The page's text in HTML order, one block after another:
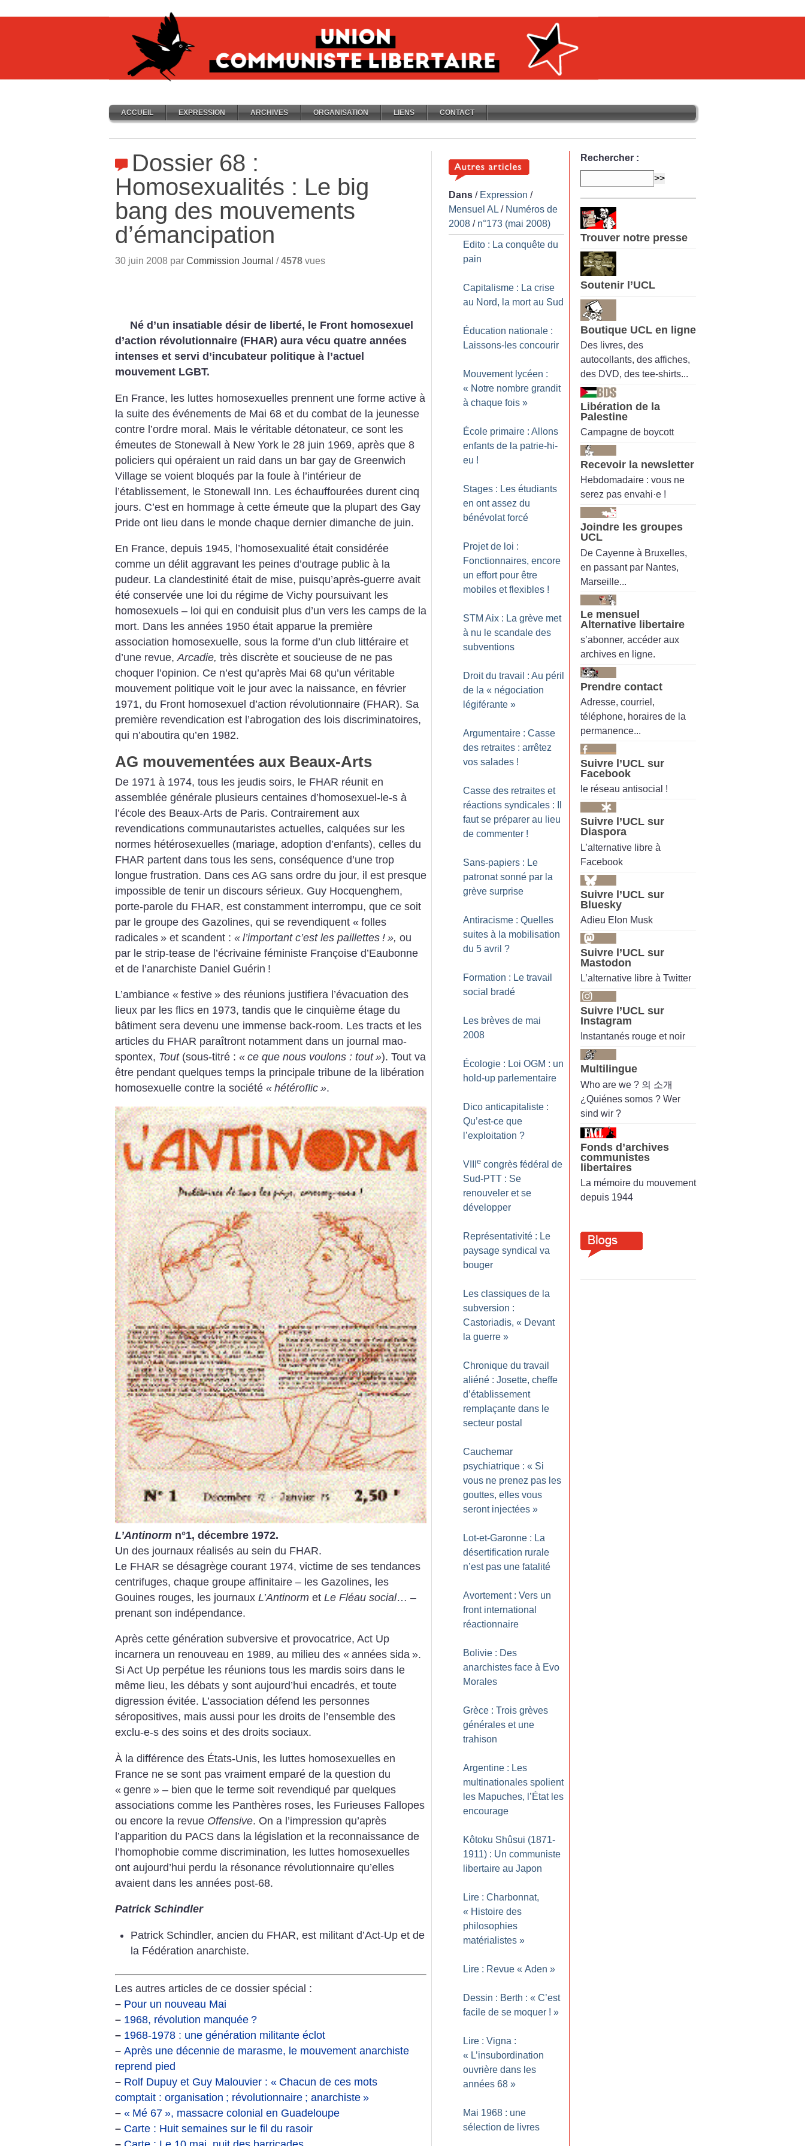
ACCUEIL EXPRESSION ARCHIVES ORGANISATION LIENS CONTACT
Dossier 68 :
Homosexualités : Le big
bang des mouvements
d’émancipation
30 juin 2008 par Commission Journal /4578 vues
Né d’un insatiable désir de liberté, le Front homosexuel
d’action révolutionnaire (FHAR) aura vécu quatre années
intenses et servi d’incubateur politique à l’actuel
mouvement LGBT.
En France, les luttes homosexuelles prennent une forme active à
la suite des événements de Mai 68 et du combat de la jeunesse
contre l’ordre moral. Mais le véritable détonateur, ce sont les
émeutes de Stonewall à New York le 28 juin 1969, après que 8
policiers qui opéraient un raid dans un bar gay de Greenwich
Village se voient bloqués par la foule à l’intérieur de
l’établissement, le Stonewall Inn. Les échauffourées durent cinq
jours. C’est en hommage à cette émeute que la plupart des Gay
Pride ont lieu dans le monde chaque dernier dimanche de juin.
En France, depuis 1945, l’homosexualité était considérée
comme un délit aggravant les peines d’outrage public à la
pudeur. La clandestinité était de mise, puisqu’après-guerre avait
été conservée une loi du régime de Vichy poursuivant les
homosexuels – loi qui en conduisit plus d’un vers les camps de la
mort. Dans les années 1950 était apparue la première
association homosexuelle, sous la forme d’un club littéraire et
d’une revue,Arcadie, très discrète et soucieuse de ne pas
choquer l’opinion. Ce n’est qu’après Mai 68 qu’un véritable
mouvement politique voit le jour avec la naissance, en février
1971, du Front homosexuel d’action révolutionnaire (FHAR). Sa
première revendication est l’abrogation des lois discriminatoires,
qui n’aboutira qu’en 1982.
AG mouvementées aux Beaux-Arts
De 1971 à 1974, tous les jeudis soirs, le FHAR réunit en
assemblée générale plusieurs centaines d’homosexuel-le-s à
l’école des Beaux-Arts de Paris. Contrairement aux
revendications communautaristes actuelles, calquées sur les
normes hétérosexuelles (mariage, adoption d’enfants), celles du
FHAR partent dans tous les sens, conséquence d’une trop
longue frustration. Dans ces AG sans ordre du jour, il est presque
impossible de tenir un discours sérieux. Guy Hocquenghem,
porte-parole du FHAR, est constamment interrompu, que ce soit
par le groupe des Gazolines, qui se revendiquent « folles
radicales » et scandent : « l’important c’est les paillettes ! », ou
par le strip-tease de l’écrivaine féministe Françoise d’Eaubonne
et de l’anarchiste Daniel Guérin !
L’ambiance « festive » des réunions justifiera l’évacuation des
lieux par les flics en 1973, tandis que le cinquième étage du
bâtiment sera devenu une immense back-room. Les tracts et les
articles du FHAR paraîtront notamment dans un journal mao-
spontex, Tout(sous-titré : « ce que nous voulons : tout »). Tout va
être pendant quelques temps la principale tribune de la libération
homosexuelle contre la société « hétéroflic ».
L’Antinorm n°1, décembre 1972.
Un des journaux réalisés au sein du FHAR.
Le FHAR se désagrège courant 1974, victime de ses tendances
centrifuges, chaque groupe affinitaire – les Gazolines, les
Gouines rouges, les journaux L’Antinorm et Le Fléau social… –
prenant son indépendance.
Après cette génération subversive et provocatrice, Act Up
incarnera un renouveau en 1989, au milieu des « années sida ».
Si Act Up perpétue les réunions tous les mardis soirs dans le
même lieu, les débats y sont aujourd’hui encadrés, et toute
digression évitée. L’association défend les personnes
séropositives, mais aussi pour les droits de l’ensemble des
exclu-e-s des soins et des droits sociaux.
À la différence des États-Unis, les luttes homosexuelles en
France ne se sont pas vraiment emparé de la question du
« genre » – bien que le terme soit revendiqué par quelques
associations comme les Panthères roses, les Furieuses Fallopes
ou encore la revue Offensive. On a l’impression qu’après
l’apparition du PACS dans la législation et la reconnaissance de
l’homophobie comme discrimination, les luttes homosexuelles
ont aujourd’hui perdu la résonance révolutionnaire qu’elles
avaient dans les années post-68.
Patrick Schindler
Patrick Schindler, ancien du FHAR, est militant d’Act-Up et de
la Fédération anarchiste.
Les autres articles de ce dossier spécial :
– Pour un nouveau Mai
– 1968, révolution manquée ?
– 1968-1978 : une génération militante éclot
– Après une décennie de marasme, le mouvement anarchiste
reprend pied
– Rolf Dupuy et Guy Malouvier : « Chacun de ces mots
comptait : organisation ; révolutionnaire ; anarchiste »
– « Mé 67 », massacre colonial en Guadeloupe
– Carte : Huit semaines sur le fil du rasoir
Dans / Expression /
Mensuel AL / Numéros de
2008 / n°173 (mai 2008)
Edito : La conquête du
pain
Capitalisme : La crise
au Nord, la mort au Sud
Éducation nationale :
Laissons-les concourir
Mouvement lycéen :
« Notre nombre grandit
à chaque fois »
École primaire : Allons
enfants de la patrie-hi-
eu !
Stages : Les étudiants
en ont assez du
bénévolat forcé
Projet de loi :
Fonctionnaires, encore
un effort pour être
mobiles et flexibles !
STM Aix : La grève met
à nu le scandale des
subventions
Droit du travail : Au péril
de la « négociation
légiférante »
Argumentaire : Casse
des retraites : arrêtez
vos salades !
Casse des retraites et
réactions syndicales : Il
faut se préparer au lieu
de commenter !
Sans-papiers : Le
patronat sonné par la
grève surprise
Antiracisme : Quelles
suites à la mobilisation
du 5 avril ?
Formation : Le travail
social bradé
Les brèves de mai
2008
Écologie : Loi OGM : un
hold-up parlementaire
Dico anticapitaliste :
Qu’est-ce que
l’exploitation ?
VIII e congrès fédéral de
Sud-PTT : Se
renouveler et se
développer
Représentativité : Le
paysage syndical va
bouger
Les classiques de la
subversion :
Castoriadis, « Devant
la guerre »
Chronique du travail
aliéné : Josette, cheffe
d’établissement
remplaçante dans le
secteur postal
Cauchemar
psychiatrique : « Si
vous ne prenez pas les
gouttes, elles vous
seront injectées »
Lot-et-Garonne : La
désertification rurale
n’est pas une fatalité
Avortement : Vers un
front international
réactionnaire
Bolivie : Des
anarchistes face à Evo
Morales
Grèce : Trois grèves
générales et une
trahison
Argentine : Les
multinationales spolient
les Mapuches, l’État les
encourage
Kôtoku Shûsui (1871-
1911) : Un communiste
libertaire au Japon
Lire : Charbonnat,
« Histoire des
philosophies
matérialistes »
Lire : Revue « Aden »
Dessin : Berth : « C’est
facile de se moquer ! »
Lire : Vigna :
« L’insubordination
ouvrière dans les
années 68 »
Mai 1968 : une
sélection de livres
Rechercher :
Trouver notre presse
Soutenir l’UCL
Boutique UCL en ligne
Des livres, des
autocollants, des affiches,
des DVD, des tee-shirts...
Libération de la
Palestine
Campagne de boycott
Recevoir la newsletter
Hebdomadaire : vous ne
serez pas envahi·e !
Joindre les groupes
UCL
De Cayenne à Bruxelles,
en passant par Nantes,
Marseille...
Le mensuel
Alternative libertaire
s’abonner, accéder aux
archives en ligne.
Prendre contact
Adresse, courriel,
téléphone, horaires de la
permanence...
Suivre l’UCL sur
Facebook
le réseau antisocial !
Suivre l’UCL sur
Diaspora
L’alternative libre à
Facebook
Suivre l’UCL sur
Bluesky
Adieu Elon Musk
Suivre l’UCL sur
Mastodon
L’alternative libre à Twitter
Suivre l’UCL sur
Instagram
Instantanés rouge et noir
Multilingue
Who are we ? 의 소개
¿Quiénes somos ? Wer
sind wir ?
Fonds d’archives
communistes
libertaires
La mémoire du mouvement
depuis 1944